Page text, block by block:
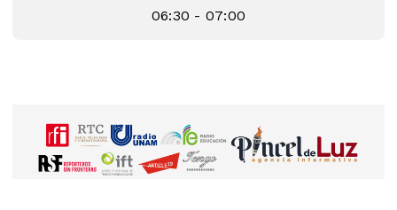
06:30 - 07:00